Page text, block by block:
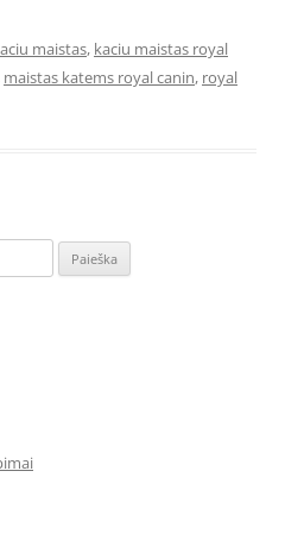
maistas, kaciu maistas royal
maistas katems royal canin, royal